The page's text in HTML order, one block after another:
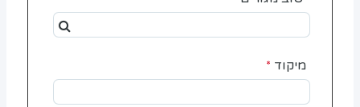
מיקוד